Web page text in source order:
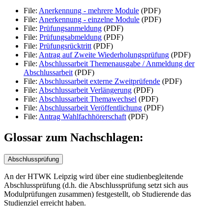
File: Anerkennung - mehrere Module (PDF)
File: Anerkennung - einzelne Module (PDF)
File: Prüfungsanmeldung (PDF)
File: Prüfungsabmeldung (PDF)
File: Prüfungsrücktritt (PDF)
File: Antrag auf Zweite Wiederholungsprüfung (PDF)
File: Abschlussarbeit Themenausgabe / Anmeldung der
Abschlussarbeit (PDF)
File: Abschlussarbeit externe Zweitprüfende (PDF)
File: Abschlussarbeit Verlängerung (PDF)
File: Abschlussarbeit Themawechsel (PDF)
File: Abschlussarbeit Veröffentlichung (PDF)
File: Antrag Wahlfachhörerschaft (PDF)
Glossar zum Nachschlagen:
Abschlussprüfung
An der HTWK Leipzig wird über eine studienbegleitende
Abschlussprüfung (d.h. die Abschlussprüfung setzt sich aus
Modulprüfungen zusammen) festgestellt, ob Studierende das
Studienziel erreicht haben.